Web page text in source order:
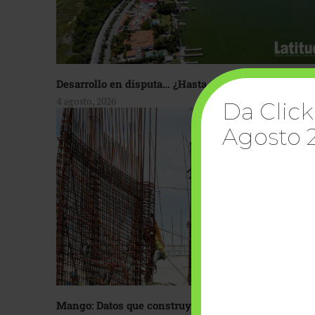
Desarrollo en disputa… ¿Hasta dónde crecer?
4 agosto, 2026
Mango: Datos que construyen confianza
Da
Agosto